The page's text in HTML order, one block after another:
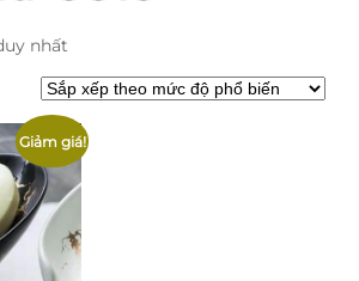
nhất
Giảm giá!